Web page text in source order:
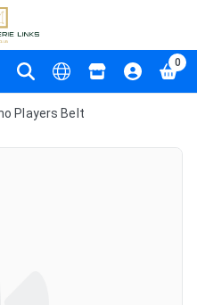
0
Players Belt